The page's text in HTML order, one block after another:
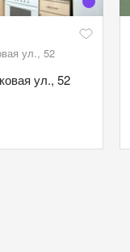
ул., 52
ул., 52